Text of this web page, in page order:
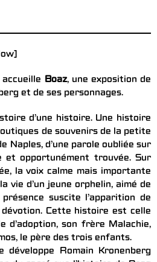
Boaz, une exposition de
et de ses personnages.
d’une histoire. Une histoire
de souvenirs de la petite
Naples, d’une parole oubliée sur
et opportunément trouvée. Sur
la voix calme mais importante
vie d’un jeune orphelin, aimé de
suscite l’apparition de
Cette histoire est celle
d’adoption, son frère Malachie,
le père des trois enfants.
développe Romain Kronenberg